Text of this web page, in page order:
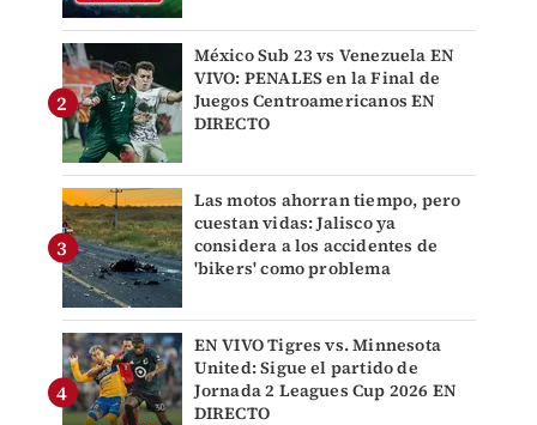
México Sub 23 vs Venezuela EN
VIVO: PENALES en la Final de
Juegos Centroamericanos EN
DIRECTO
Las motos ahorran tiempo, pero
cuestan vidas: Jalisco ya
considera a los accidentes de
'bikers' como problema
EN VIVO Tigres vs. Minnesota
United: Sigue el partido de
Jornada 2 Leagues Cup 2026 EN
DIRECTO